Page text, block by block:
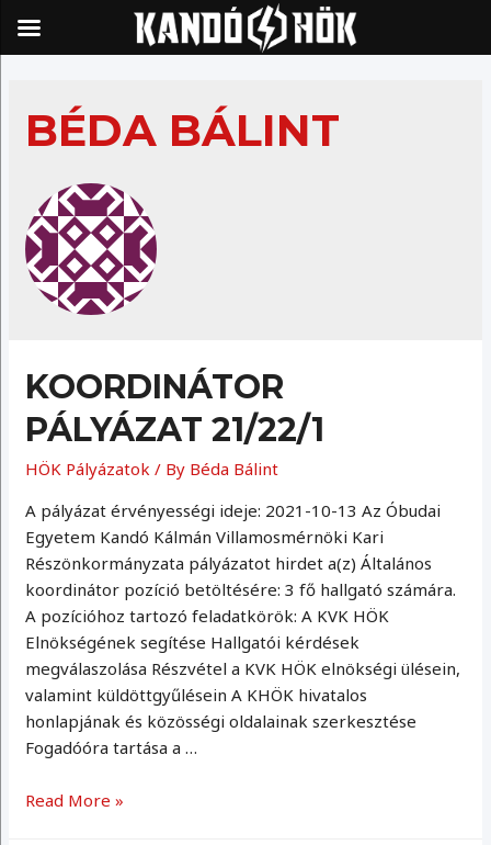
contentBÉDA BÁLINT
KOORDINÁTOR
PÁLYÁZAT 21/22/1
HÖK Pályázatok / By Béda Bálint
A pályázat érvényességi ideje: 2021-10-13 Az Óbudai
Egyetem Kandó Kálmán Villamosmérnöki Kari
Részönkormányzata pályázatot hirdet a(z) Általános
koordinátor pozíció betöltésére: 3 fő hallgató számára.
A pozícióhoz tartozó feladatkörök: A KVK HÖK
Elnökségének segítése Hallgatói kérdések
megválaszolása Részvétel a KVK HÖK elnökségi ülésein,
valamint küldöttgyűlésein A KHÖK hivatalos
honlapjának és közösségi oldalainak szerkesztése
Fogadóóra tartása a …
Koordinátor
Read More »